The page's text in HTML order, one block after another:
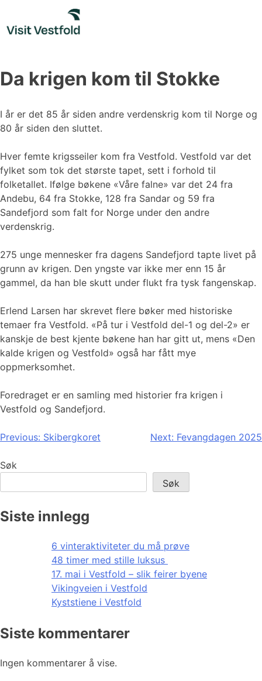
content
Da krigen kom til Stokke
I år er det 85 år siden andre verdenskrig kom til Norge og
80 år siden den sluttet.
Hver femte krigsseiler kom fra Vestfold. Vestfold var det
fylket som tok det største tapet, sett i forhold til
folketallet. Ifølge bøkene «Våre falne» var det 24 fra
Andebu, 64 fra Stokke, 128 fra Sandar og 59 fra
Sandefjord som falt for Norge under den andre
verdenskrig.
275 unge mennesker fra dagens Sandefjord tapte livet på
grunn av krigen. Den yngste var ikke mer enn 15 år
gammel, da han ble skutt under flukt fra tysk fangenskap.
Erlend Larsen har skrevet flere bøker med historiske
temaer fra Vestfold. «På tur i Vestfold del-1 og del-2» er
kanskje de best kjente bøkene han har gitt ut, mens «Den
kalde krigen og Vestfold» også har fått mye
oppmerksomhet.
Foredraget er en samling med historier fra krigen i
Vestfold og Sandefjord.
Innleggsnavigasjon
Previous: Skibergkoret Next: Fevangdagen 2025
Søk
Søk
Siste innlegg
6 vinteraktiviteter du må prøve
48 timer med stille luksus
17. mai i Vestfold – slik feirer byene
Vikingveien i Vestfold
Kyststiene i Vestfold
Siste kommentarer
Ingen kommentarer å vise.